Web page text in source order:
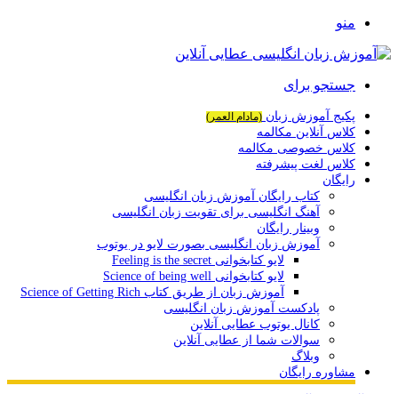
منو
جستجو برای
پکیج آموزش زبان (مادام العمر)
کلاس آنلاین مکالمه
کلاس خصوصی مکالمه
کلاس لغت پیشرفته
رایگان
کتاب رایگان آموزش زبان انگلیسی
آهنگ انگلیسی برای تقویت زبان انگلیسی
وبینار رایگان
آموزش زبان انگلیسی بصورت لایو در یوتوب
لایو کتابخوانی Feeling is the secret
لایو کتابخوانی Science of being well
آموزش زبان از طریق کتاب Science of Getting Rich
پادکست آموزش زبان انگلیسی
کانال یوتوب عطایی آنلاین
سوالات شما از عطایی آنلاین
وبلاگ
مشاوره رایگان